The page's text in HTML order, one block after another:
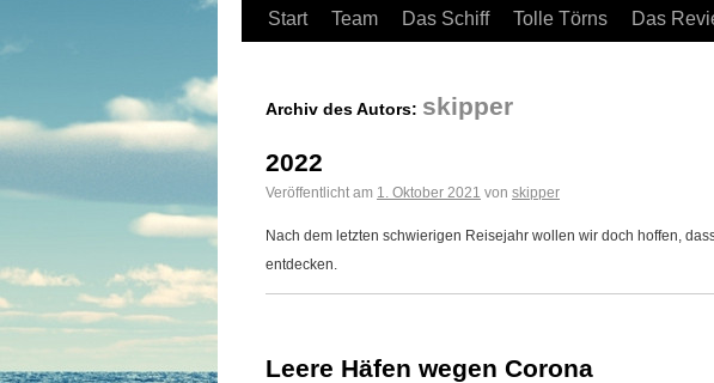
Start Team Das Schiff Tolle Törns Das
Archiv des Autors: skipper
2022
Veröffentlicht am 1. Oktober 2021 von skipper
Nach dem letzten schwierigen Reisejahr wollen wir doch hoffen,
entdecken.
Leere Häfen wegen Corona